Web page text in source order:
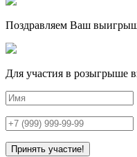
Поздравляем Ваш
Для участия в розыгрыше